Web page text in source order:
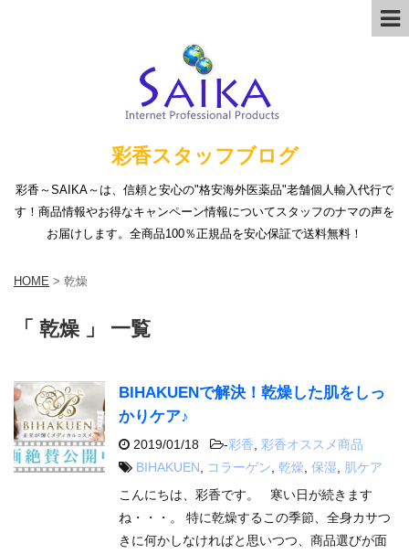
彩香スタッフブログ
彩香～SAIKA～は、信頼と安心の"格安海外医薬品"老舗個人輸入代行で
す！商品情報やお得なキャンペーン情報についてスタッフのナマの声を
お届けします。全商品100％正規品を安心保証で送料無料！
HOME > 乾燥
「 乾燥 」 一覧
BIHAKUENで解決！乾燥した肌をしっ
かりケア♪
2019/01/18 -彩香
彩香オススメ商品
BIHAKUEN
コラーゲン 乾燥 保湿
肌ケア
こんにちは、彩香です。 寒い日が続きます
ね・・・。 特に乾燥するこの季節、全身カサつ
きに何かしなければと思いつつ、商品選びが面